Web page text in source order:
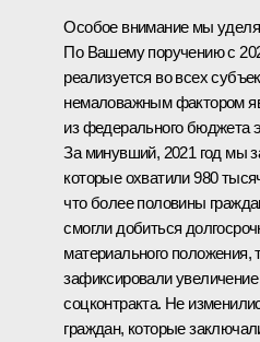
Особое внимание мы
По Вашему поручению с
реализуется во всех
немаловажным фактором
из федерального бюджета
За минувший, 2021 год мы
которые охватили 980
что более половины
смогли добиться
материального положения,
зафиксировали
соцконтракта. Не
граждан, которые